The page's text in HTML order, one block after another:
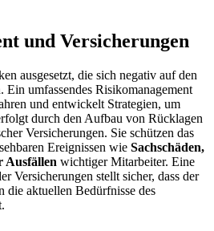
und Versicherungen
ausgesetzt, die sich negativ auf den
Ein umfassendes Risikomanagement
und entwickelt Strategien, um
durch den Aufbau von Rücklagen
Versicherungen. Sie schützen das
Ereignissen wie Sachschäden,
Ausfällen wichtiger Mitarbeiter. Eine
Versicherungen stellt sicher, dass der
die aktuellen Bedürfnisse des